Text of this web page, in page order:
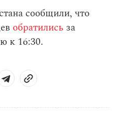
сообщили, что
обратились за
к 16:30.